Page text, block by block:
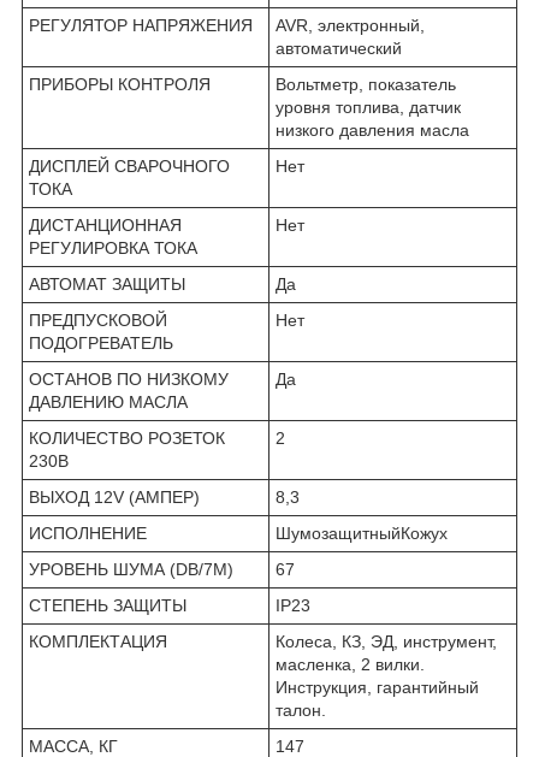
РЕГУЛЯТОР НАПРЯЖЕНИЯ
AVR, электронный,
автоматический
ПРИБОРЫ КОНТРОЛЯ
Вольтметр, показатель
уровня топлива, датчик
низкого давления масла
ДИСПЛЕЙ СВАРОЧНОГО
ТОКА
Нет
ДИСТАНЦИОННАЯ
РЕГУЛИРОВКА ТОКА
Нет
АВТОМАТ ЗАЩИТЫ
Да
ПРЕДПУСКОВОЙ
ПОДОГРЕВАТЕЛЬ
Нет
ОСТАНОВ ПО НИЗКОМУ
ДАВЛЕНИЮ МАСЛА
Да
КОЛИЧЕСТВО РОЗЕТОК
230В
2
ВЫХОД 12V (АМПЕР)
8,3
ИСПОЛНЕНИЕ
ШумозащитныйКожух
УРОВЕНЬ ШУМА (DB/7М)
67
СТЕПЕНЬ ЗАЩИТЫ
IP23
КОМПЛЕКТАЦИЯ
Колеса, КЗ, ЭД, инструмент,
масленка, 2 вилки.
Инструкция, гарантийный
талон.
МАССА, КГ
147